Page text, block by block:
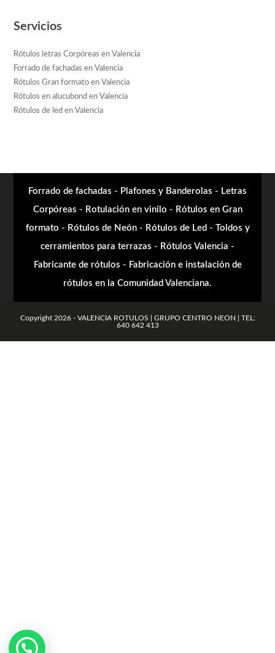
Servicios
Rótulos letras Corpóreas en Valencia
Forrado de fachadas en Valencia
Rótulos Gran formato en Valencia
Rótulos en alucubond en Valencia
Rótulos de led en Valencia
Forrado de fachadas - Plafones y Banderolas - Letras
Corpóreas - Rotulación en vinilo - Rótulos en Gran
formato - Rótulos de Neón - Rótulos de Led - Toldos y
cerramientos para terrazas - Rótulos Valencia -
Fabricante de rótulos - Fabricación e instalación de
rótulos en la Comunidad Valenciana.
Copyright 2026 - VALENCIA ROTULOS | GRUPO CENTRO NEON | TEL:
640 642 413